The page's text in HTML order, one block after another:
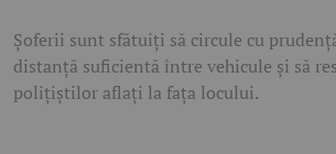
Șoferii sunt sfătuiți să circule cu
distanță suficientă între vehicule și să
polițiștilor aflați la fața locului.